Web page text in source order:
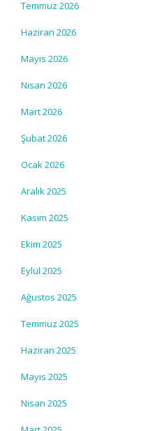
Temmuz 2026
Haziran 2026
Mayıs 2026
Nisan 2026
Mart 2026
Şubat 2026
Ocak 2026
Aralık 2025
Kasım 2025
Ekim 2025
Eylül 2025
Ağustos 2025
Temmuz 2025
Haziran 2025
Mayıs 2025
Nisan 2025